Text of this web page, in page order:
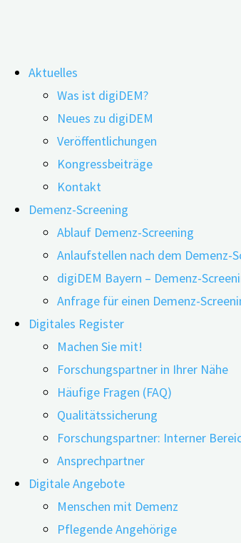
Inhalt
springen
Aktuelles
Was ist digiDEM?
Neues zu digiDEM
Veröffentlichungen
Kongressbeiträge
Kontakt
Demenz-Screening
Ablauf Demenz-Screening
Anlaufstellen nach dem Demenz-
digiDEM Bayern – Demenz-
Anfrage für einen Demenz-
Digitales Register
Machen Sie mit!
Forschungspartner in Ihrer Nähe
Häufige Fragen (FAQ)
Qualitätssicherung
Forschungspartner: Interner
Ansprechpartner
Digitale Angebote
Menschen mit Demenz
Pflegende Angehörige
Schlagwort:BMJ
fMRT-Studie lokalisiert
04.12.201918.12.2019
Wenn vom Weihnachtsgeist die Rede ist,
Essen. Aber wo befindet sich dieser
Kopenhagen mit Hilfe der funktionellen